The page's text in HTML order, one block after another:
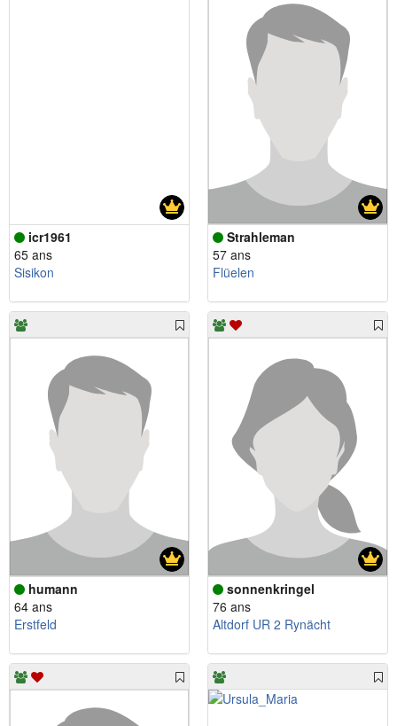
icr1961
65 ans
Sisikon
Strahleman
57 ans
Flüelen
humann
64 ans
Erstfeld
sonnenkringel
76 ans
Altdorf UR 2 Rynächt